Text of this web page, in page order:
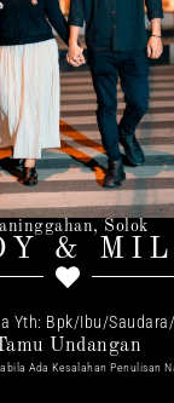
Solok
&
Yth: Bpk/Ibu/
Undangan
Ada Kesalahan Penulisan